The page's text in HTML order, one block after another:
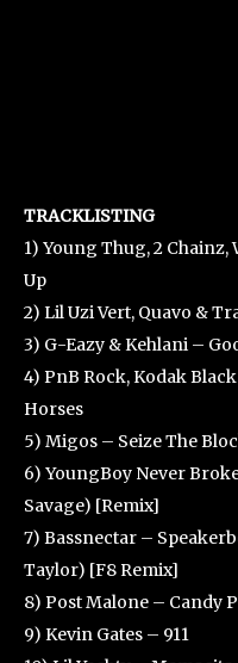
TRACKLISTING
1) Young Thug, 2
Up
2) Lil Uzi Vert, Quavo &
3) G-Eazy & Kehlani –
4) PnB Rock, Kodak
Horses
5) Migos – Seize The
6) YoungBoy Never
Savage) [Remix]
7) Bassnectar –
Taylor) [F8 Remix]
8) Post Malone – Candy
9) Kevin Gates – 911